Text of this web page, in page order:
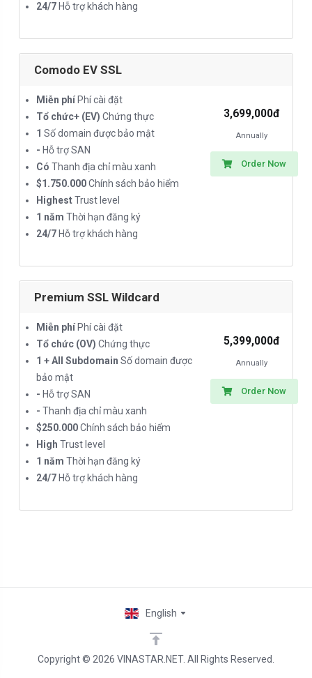
24/7 Hỗ trợ khách hàng
Comodo EV SSL
Miễn phí Phí cài đặt
Tổ chức+ (EV) Chứng thực
1 Số domain được bảo mật
- Hỗ trợ SAN
Có Thanh địa chỉ màu xanh
$1.750.000Chính sách bảo hiểm
HighestTrust level
1 năm Thời hạn đăng ký
24/7 Hỗ trợ khách hàng
3,699,000đ
Annually
Order Now
Premium SSL Wildcard
Miễn phí Phí cài đặt
Tổ chức (OV) Chứng thực
1 + All Subdomain Số domain được
bảo mật
- Hỗ trợ SAN
- Thanh địa chỉ màu xanh
$250.000Chính sách bảo hiểm
High Trust level
1 năm Thời hạn đăng ký
24/7 Hỗ trợ khách hàng
5,399,000đ
Annually
Order Now
Copyright © 2026 VINASTAR.NET. All Rights Reserved.
English